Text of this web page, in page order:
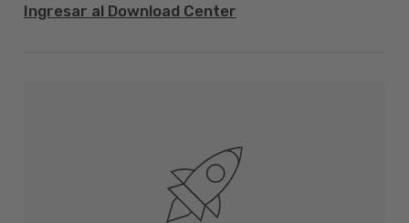
Ingresar al Download Center